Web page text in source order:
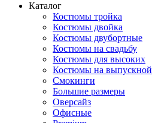
Каталог
Костюмы тройка
Костюмы двойка
Костюмы двубортные
Костюмы на свадьбу
Костюмы для высоких
Костюмы на выпускной
Смокинги
Большие размеры
Оверсайз
Офисные